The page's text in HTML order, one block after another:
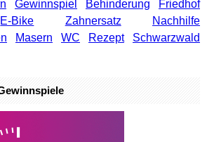
Gewinnspiel Behinderung
Friedhof
E-Bike Zahnersatz
Nachhilfe
Masern WC Rezept
Schwarzwald